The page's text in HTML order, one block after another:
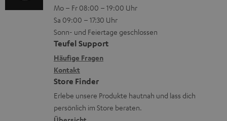
z
u
r
G
a
r
a
r
ä
t
e
R
ü
c
-
L
e
x
i
k
o
n
n
t
a
k
t
d
a
Mo – Fr 08:00 – 19:00 Uhr
Sa 09:00 – 17:30 Uhr
Sonn- und Feiertage geschlossen
Teufel Support
Häufige Fragen
Kontakt
Store Finder
Erlebe unsere Produkte hautnah und lass dich
persönlich im Store beraten.